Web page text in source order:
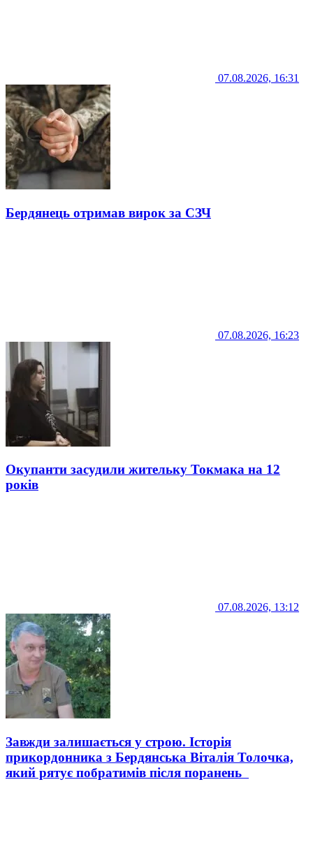
07.08.2026, 16:31
Бердянець отримав вирок за СЗЧ
07.08.2026, 16:23
Окупанти засудили жительку Токмака на 12
років
07.08.2026, 13:12
Завжди залишається у строю. Історія
прикордонника з Бердянська Віталія Толочка,
який рятує побратимів після поранень